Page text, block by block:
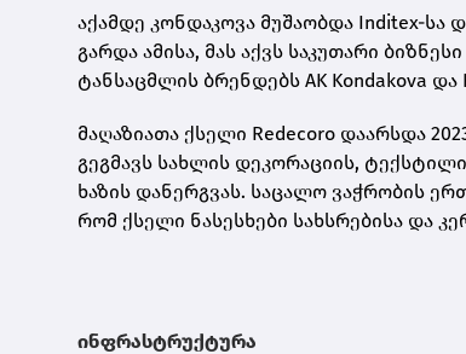
აქამდე კონდაკოვა მუშაობდა Inditex-სა
გარდა ამისა, მას აქვს საკუთარი
ტანსაცმლის ბრენდებს AK Kondakova და
მაღაზიათა ქსელი Redecoro დაარსდა
გეგმავს სახლის დეკორაციის,
ხაზის დანერგვას. საცალო ვაჭრობის
რომ ქსელი ნასესხები სახსრებისა და
ინფრასტრუქტურა